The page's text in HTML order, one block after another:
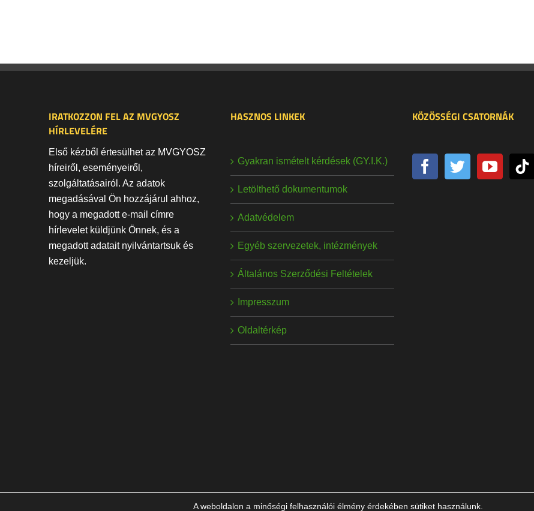
IRATKOZZON FEL AZ MVGYOSZ
HÍRLEVELÉRE
Első kézből értesülhet az MVGYOSZ
híreiről, eseményeiről,
szolgáltatásairól. Az adatok
megadásával Ön hozzájárul ahhoz,
hogy a megadott e-mail címre
hírlevelet küldjünk Önnek, és a
megadott adatait nyilvántartsuk és
kezeljük.
HASZNOS LINKEK
Gyakran ismételt kérdések (GY.I.K.)
Letölthető dokumentumok
Adatvédelem
Egyéb szervezetek, intézmények
Általános Szerződési Feltételek
Impresszum
Oldaltérkép
KÖZÖSSÉGI CSATORNÁK
A weboldalon a minőségi felhasználói élmény érdekében sütiket használunk.